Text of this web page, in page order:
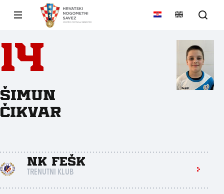
14
Šimun
Čikvar
NK FEŠK
TRENUTNI KLUB